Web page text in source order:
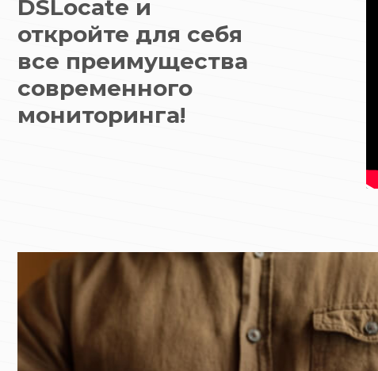
DSLocate и
откройте для себя
все преимущества
современного
мониторинга!